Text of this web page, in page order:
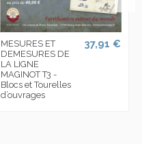
MESURES ET
DEMESURES DE
LA LIGNE
MAGINOT T3 -
Blocs et Tourelles
d’ouvrages
37,91 €